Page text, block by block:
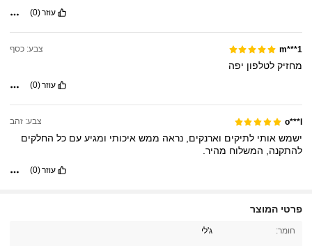
עוזר(0)
m***1 צבע: כסף
מחזיקלטלפון יפה
עוזר(0)
o***l צבע: זהב
ישמשאותילתיקים וארנקים,נראה ממשאיכותי ומגיעעםכל החלקים
להתקנה, המשלוח מהיר.
עוזר(0)
פרטי המוצר
חומר: ג'לי595 עוקבים